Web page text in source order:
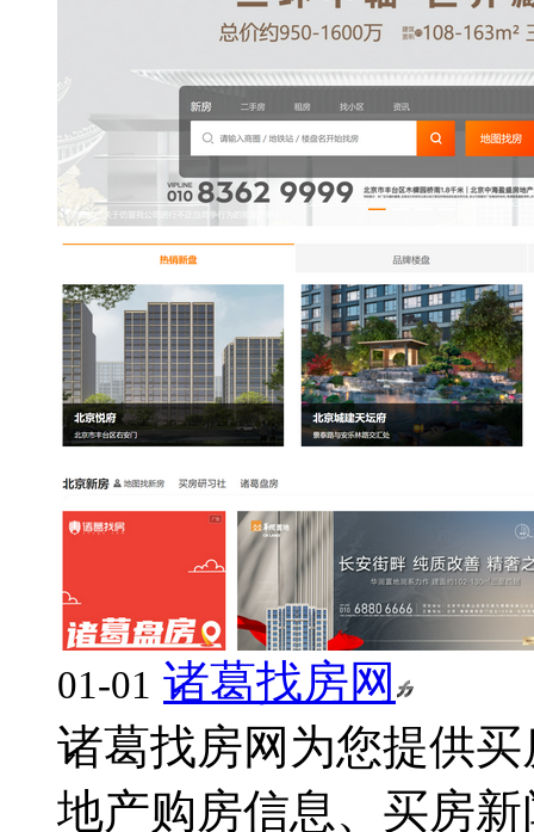
01-01 诸葛找房网
诸葛找房网为您提供
地产购房信息、买房